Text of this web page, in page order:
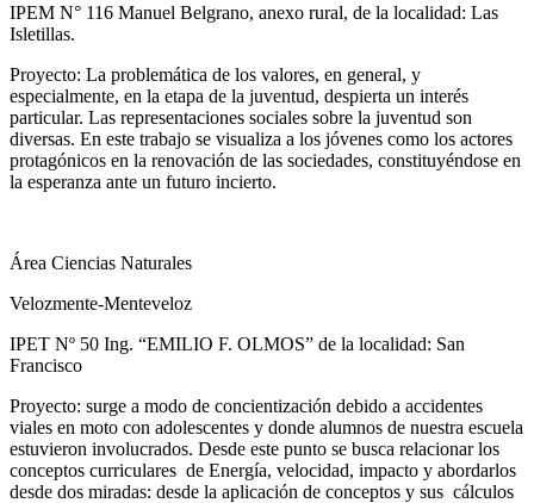
IPEM N° 116 Manuel Belgrano, anexo rural, de la localidad: Las
Isletillas.
Proyecto: La problemática de los valores, en general, y
especialmente, en la etapa de la juventud, despierta un interés
particular. Las representaciones sociales sobre la juventud son
diversas. En este trabajo se visualiza a los jóvenes como los actores
protagónicos en la renovación de las sociedades, constituyéndose en
la esperanza ante un futuro incierto.
Área Ciencias Naturales
Velozmente-Menteveloz
IPET Nº 50 Ing. “EMILIO F. OLMOS” de la localidad: San
Francisco
Proyecto: surge a modo de concientización debido a accidentes
viales en moto con adolescentes y donde alumnos de nuestra escuela
estuvieron involucrados. Desde este punto se busca relacionar los
conceptos curriculares de Energía, velocidad, impacto y abordarlos
desde dos miradas: desde la aplicación de conceptos y sus cálculos